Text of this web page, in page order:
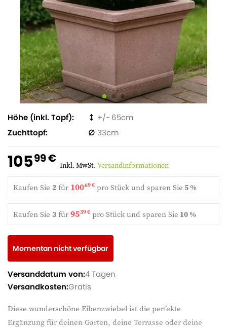
Diese wunderschöne Eibenzwiebel ist die perfekte
Ergänzung für deinen Garten, deine Terrasse oder deine
Höhe (inkl. Topf)
65
Zuchttopf
33
10599 € Inkl. MwSt. Versandinformationen
Kaufen Sie 2für 10069 € pro Stück und sparen Sie5 %
Kaufen Sie 3für9539 € pro Stück und sparen Sie 10 %
Momentan nicht verfügbar
Versanddatum von:4 Tagen
Versandkosten:Gratis